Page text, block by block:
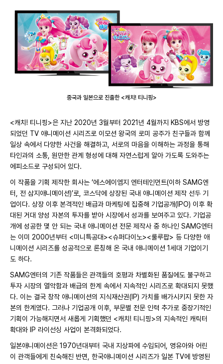
중국과 일본으로 진출한 <캐치! 티니핑>
<캐치! 티니핑>은 지난 2020년 3월부터 2021년 4월까지 KBS에서 방영
되었던 TV 애니메이션 시리즈로 이모션 왕국의 로미 공주가 친구들과 함께
일상 속에서 다양한 사건을 해결하고, 서로의 마음을 이해하는 과정을 통해
타인과의 소통, 원만한 관계 형성에 대해 자연스럽게 알아 가도록 도와주는
에피소드로 구성되어 있다.
이 작품을 기획 제작한 회사는 ‘에스에이엠지 엔터테인먼트(이하 SAMG엔
터, 전 삼지애니메이션)’로, 코스닥에 상장된 국내 애니메이션 제작 선두 기
업이다. 상장 이후 본격적인 배급과 마케팅에 집중해 기업공개(IPO) 이후 확
대된 거대 양성 자본의 투자를 받아 시장에서 성과를 보여주고 있다. 기업공
개에 성공한 몇 안 되는 국내 애니메이션 전문 제작사 중 하나인 SAMG엔터
는 이미 2000년부터 <미니특공대><슈퍼다이노><룰루팝> 등 다양한 애
니메이션 시리즈를 성공적으로 론칭해 온 국내 애니메이션 1세대 기업이기
도 하다.
SAMG엔터의 기존 작품들은 관객들의 호평과 차별화된 품질에도 불구하고
투자 시장의 열악함과 배급의 한계 속에서 지속적인 시리즈로 확대되지 못했
다. 이는 결국 창작 애니메이션의 지식재산권(IP) 가치를 배가시키지 못한 자
본의 한계였다. 그러나 기업공개 이후, 부문별 전문 인력 추가로 중장기적인
기획이 가능해지면서 새롭게 기획했던 <캐치! 티니핑>의 지속적인 캐릭터
확대와 IP 라이선싱 사업이 본격화되었다.
일본애니메이션은 1970년대부터 국내 지상파에 수입되어, 영유아와 어린
이 관객들에게 친숙해진 반면, 한국애니메이션 시리즈가 일본 TV에 방영된